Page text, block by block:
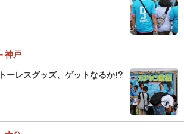
神戸
ーレスグッズ、ゲットなるか!?